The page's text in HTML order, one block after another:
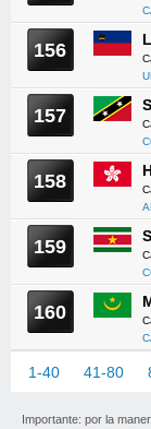
156
157
158
159
160
1-40 41-80
Importante: por la